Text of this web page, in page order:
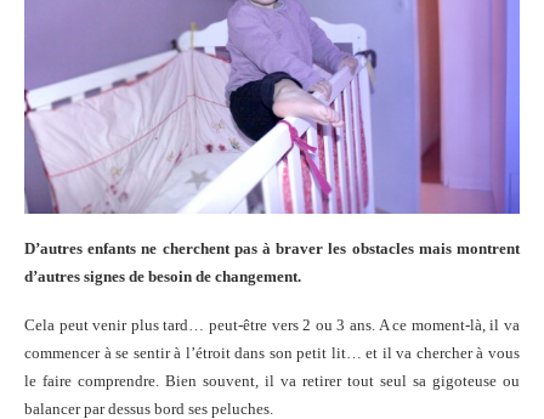
D’autres enfants ne cherchent pas à braver les obstacles mais montrent
d’autres signes de besoin de changement.
Cela peut venir plus tard… peut-être vers 2 ou 3 ans. A ce moment-là, il va
commencer à se sentir à l’étroit dans son petit lit… et il va chercher à vous
le faire comprendre. Bien souvent, il va retirer tout seul sa gigoteuse ou
balancer par dessus bord ses peluches.